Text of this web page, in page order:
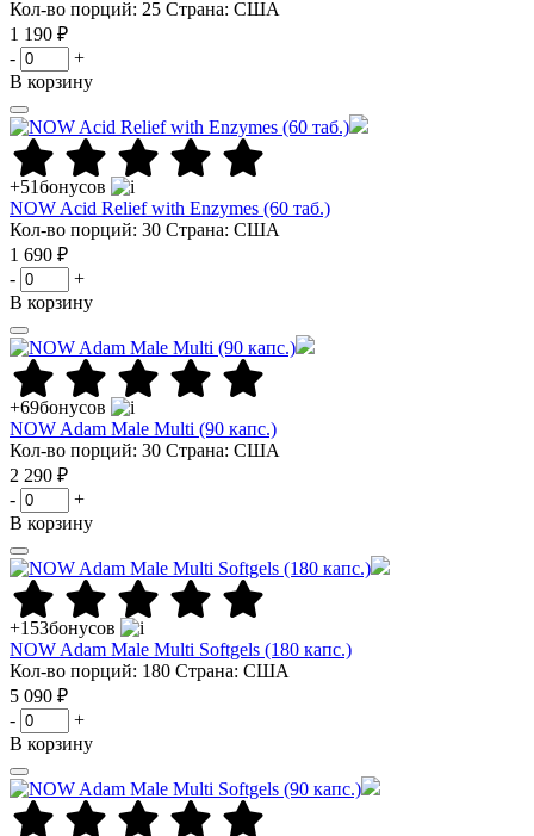
Кол-во порций: 25 Страна: США
1 190 ₽
-
+
В корзину
+51бонусов
NOW Acid Relief with Enzymes (60 таб.)
Кол-во порций: 30 Страна: США
1 690 ₽
-
+
В корзину
+69бонусов
NOW Adam Male Multi (90 капс.)
Кол-во порций: 30 Страна: США
2 290 ₽
-
+
В корзину
+153бонусов
NOW Adam Male Multi Softgels (180 капс.)
Кол-во порций: 180 Страна: США
5 090 ₽
-
+
В корзину